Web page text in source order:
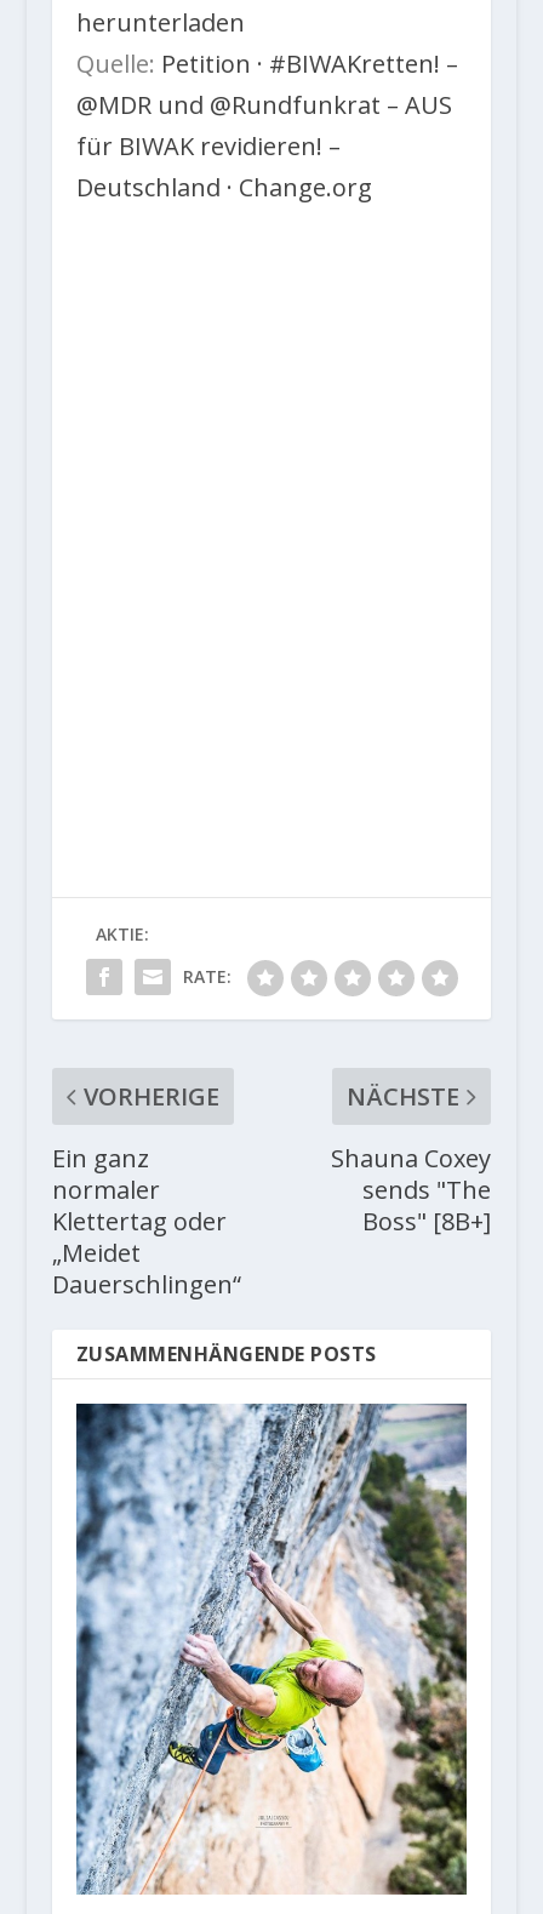
herunterladen
Quelle: Petition · #BIWAKretten! –
@MDR und @Rundfunkrat – AUS
für BIWAK revidieren! –
Deutschland · Change.org
AKTIE:
RATE:
VORHERIGE
Ein ganz
normaler
Klettertag oder
„Meidet
Dauerschlingen“
NÄCHSTE
Shauna Coxey
sends "The
Boss" [8B+]
ZUSAMMENHÄNGENDE POSTS